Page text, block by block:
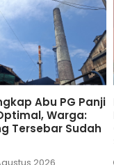
PKK Situbondo,
Ungkap Kunci
dan Cerdas
2026